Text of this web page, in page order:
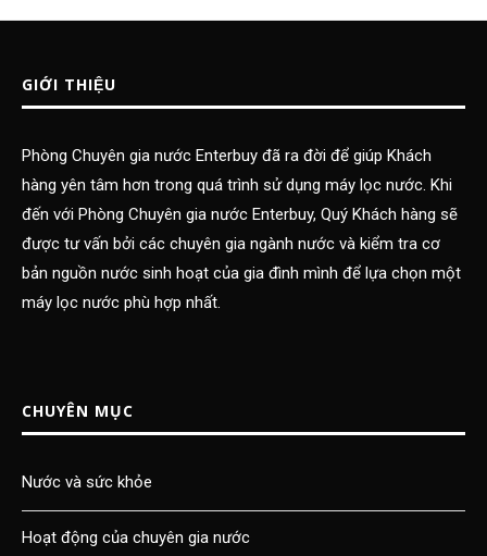
GIỚI THIỆU
Phòng Chuyên gia nước Enterbuy đã ra đời để giúp Khách
hàng yên tâm hơn trong quá trình sử dụng máy lọc nước. Khi
đến với Phòng Chuyên gia nước Enterbuy, Quý Khách hàng sẽ
được tư vấn bởi các chuyên gia ngành nước và kiểm tra cơ
bản nguồn nước sinh hoạt của gia đình mình để lựa chọn một
máy lọc nước phù hợp nhất.
CHUYÊN MỤC
Nước và sức khỏe
Hoạt động của chuyên gia nước